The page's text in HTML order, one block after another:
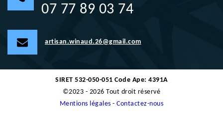
07 77 89 03 74
artisan.winaud.26@gmail.com
SIRET 532-050-051 Code Ape: 4391A
©2023 - 2026 Tout droit réservé
Mentions légales -Contactez-nous